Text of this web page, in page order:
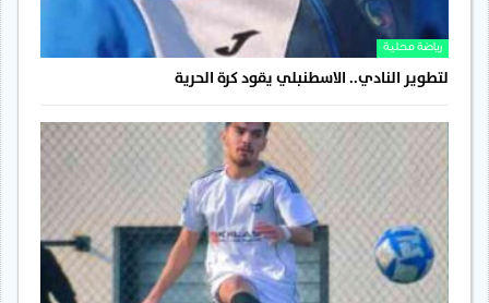
رياضة محلية
لتطوير النادي.. الاسطنبلي يقود كرة الحرية